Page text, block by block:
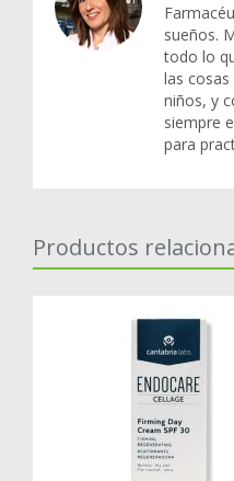
sueños.
todo lo
las
niños, y
siempre
para
Productos